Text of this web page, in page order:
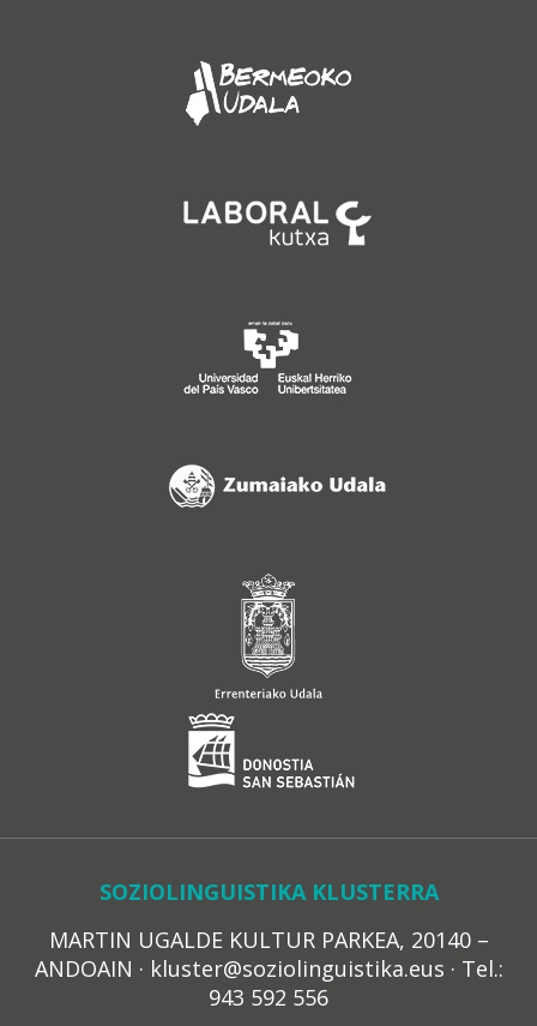
SOZIOLINGUISTIKA KLUSTERRA
MARTIN UGALDE KULTUR PARKEA, 20140 –
ANDOAIN · kluster@soziolinguistika.eus · Tel.:
943 592 556